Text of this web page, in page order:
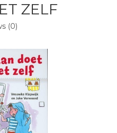
ZELF
(0)